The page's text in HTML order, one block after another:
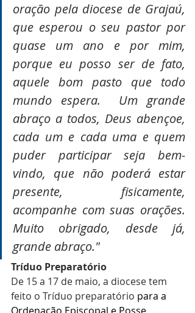
oração pela diocese de Grajaú,
que esperou o seu pastor por
quase um ano e por mim,
porque eu posso ser de fato,
aquele bom pasto que todo
mundo espera.  Um grande
abraço a todos, Deus abençoe,
cada um e cada uma e quem
puder participar seja bem-
vindo, que não poderá estar
presente, fisicamente,
acompanhe com suas orações.
Muito obrigado, desde já,
grande abraço."
Tríduo Preparatório
De 15 a 17 de maio, a diocese tem
feito o Tríduo preparatório para a